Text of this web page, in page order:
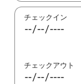
チェックイン
チェックアウト